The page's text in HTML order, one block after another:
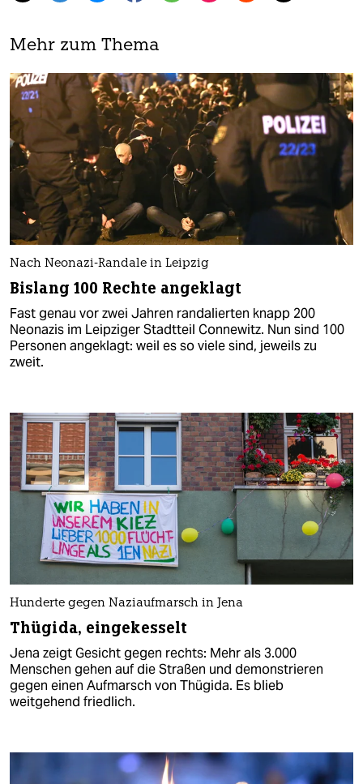
Mehr zum Thema
Nach Neonazi-Randale in Leipzig
Bislang 100 Rechte angeklagt
Fast genau vor zwei Jahren randalierten knapp 200
Neonazis im Leipziger Stadtteil Connewitz. Nun sind 100
Personen angeklagt: weil es so viele sind, jeweils zu
zweit.
Hunderte gegen Naziaufmarsch in Jena
Thügida, eingekesselt
Jena zeigt Gesicht gegen rechts: Mehr als 3.000
Menschen gehen auf die Straßen und demonstrieren
gegen einen Aufmarsch von Thügida. Es blieb
weitgehend friedlich.